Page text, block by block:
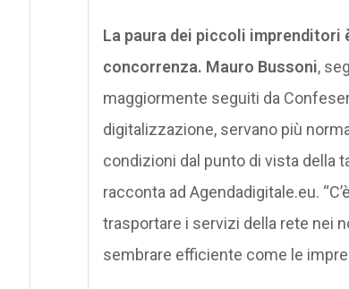
La paura dei piccoli imprenditori
concorrenza. Mauro Bussoni,
maggiormente seguiti da
digitalizzazione, servano più
condizioni dal punto di vista della
racconta ad Agendadigitale.eu.
trasportare i servizi della rete nei
sembrare efficiente come le